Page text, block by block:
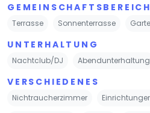
Terrasse Sonnenterrasse
UNTERHALTUNG
Nachtclub/DJ Abendunterhaltung
VERSCHIEDENES
Nichtraucherzimmer